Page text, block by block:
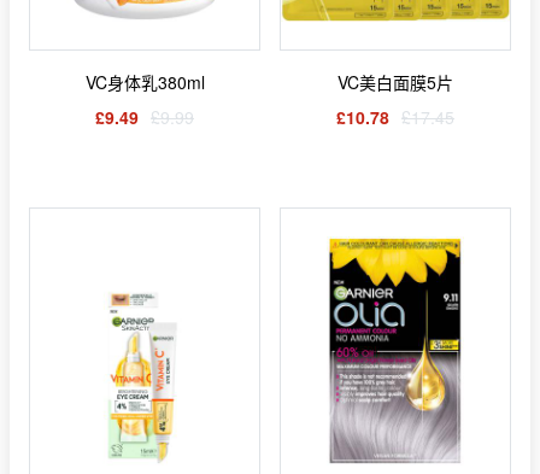
VC身体乳380ml
£9.49 £9.99
VC美白面膜5片
£10.78 £17.45